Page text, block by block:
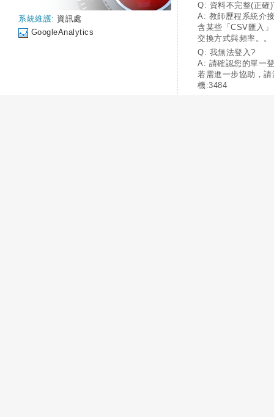
系統維護: 資訊處
GoogleAnalytics
Q: 資料不完整(正確
A: 教師歷程系統介
含某些「CSV匯入
交換方式與頻率。。
Q: 我無法登入?
A: 請確認您的單一
若需進一步協助，
機:3484